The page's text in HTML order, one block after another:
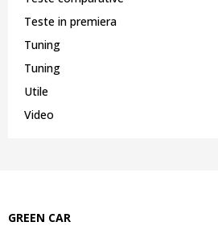
Teste in premiera
Tuning
Tuning
Utile
Video
GREEN CAR